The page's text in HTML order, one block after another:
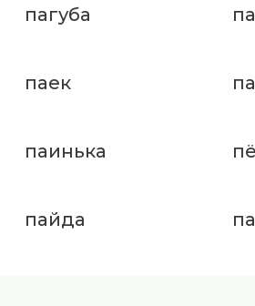
пагуба
паек
паинька
пайда